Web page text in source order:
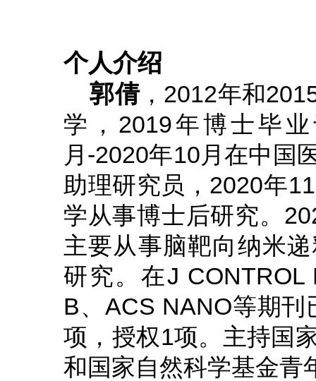
个人介绍
郭倩， 2012年和
学， 2019年博士毕
月 -2020年10月在中国
助理研究员， 2020年11
学从事博士后研究。
主要从事脑靶向纳米
研究。在J CONTROL
B、 ACS NANO等期刊
项，授权1项。主持国
和国家自然科学基金青